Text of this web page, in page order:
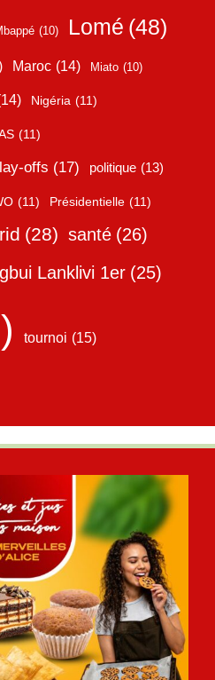
(10) Lomé (48)
Maroc (14) Miato (10)
Nigéria (11)
(11)
offs (17) politique (13)
(11) Présidentielle (11)
(28) santé (26)
Lanklivi 1er (25)
tournoi (15)